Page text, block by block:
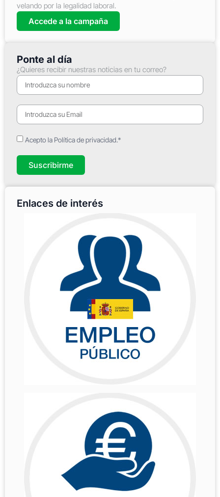
velando por la legalidad laboral.
Accede a la campaña
Ponte al día
¿Quieres recibir nuestras noticias en tu correo?
Acepto la Política de privacidad.*
Suscribirme
Enlaces de interés